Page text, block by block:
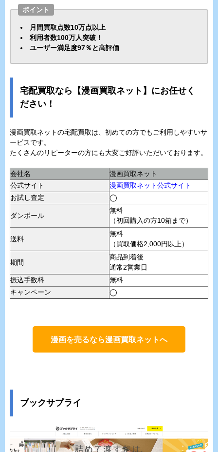
ポイント
月間買取点数10万点以上
利用者数100万人突破！
ユーザー満足度97％と高評価
宅配買取なら【漫画買取ネット】にお任せく
ださい！
漫画買取ネットの宅配買取は、初めての方でもご利用しやすいサ
ービスです。
たくさんのリピーターの方にも大変ご好評いただいております。
会社名
漫画買取ネット
公式サイト
漫画買取ネット公式サイト
お試し査定
◯
ダンボール
無料
（初回購入の方10箱まで）
送料
無料
（買取価格2,000円以上）
期間
商品到着後
通常2営業日
振込手数料
無料
キャンペーン
◯
漫画を売るなら漫画買取ネットへ
ブックサプライ